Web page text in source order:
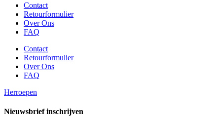
Contact
Retourformulier
Over Ons
FAQ
Contact
Retourformulier
Over Ons
FAQ
Herroepen
Nieuwsbrief inschrijven